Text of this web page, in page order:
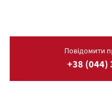
Повідомити
+38 (044)